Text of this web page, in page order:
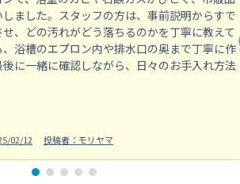
ました。スタッフの方は、事前説明からすで
、どの汚れがどう落ちるのかを丁寧に教えて
浴槽のエプロン内や排水口の奥まで丁寧に作
に一緒に確認しながら、日々のお手入れ方法
02/12 投稿者：モリヤマ